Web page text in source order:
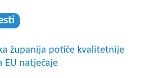
županija potiče kvalitetnije
EU natječaje